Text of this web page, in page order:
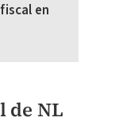
en
de NL